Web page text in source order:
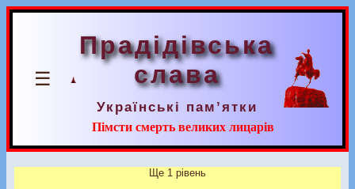
☰
Прадідівська
слава
Українські пам’ятки
Пімсти смерть великих лицарів
Ще 1 рівень